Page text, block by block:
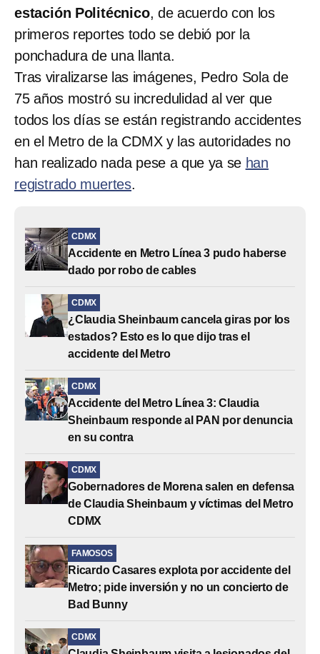
estación Politécnico, de acuerdo con los
primeros reportes todo se debió por la
ponchadura de una llanta.
Tras viralizarse las imágenes, Pedro Sola de
75 años mostró su incredulidad al ver que
todos los días se están registrando accidentes
en el Metro de la CDMX y las autoridades no
han realizado nada pese a que ya se han
registrado muertes.
CDMX
Accidente en Metro Línea 3 pudo haberse
dado por robo de cables
CDMX
¿Claudia Sheinbaum cancela giras por los
estados? Esto es lo que dijo tras el
accidente del Metro
CDMX
Accidente del Metro Línea 3: Claudia
Sheinbaum responde al PAN por denuncia
en su contra
CDMX
Gobernadores de Morena salen en defensa
de Claudia Sheinbaum y víctimas del Metro
CDMX
FAMOSOS
Ricardo Casares explota por accidente del
Metro; pide inversión y no un concierto de
Bad Bunny
CDMX